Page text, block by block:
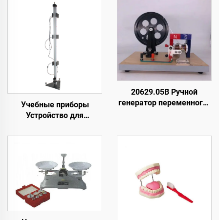
Учебные приборы
Устройство для
падение Приборы для
учебных целей
20629.05B Ручной
генератор переменного/